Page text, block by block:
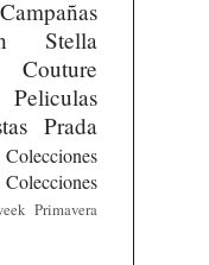
Campañas
Stella
Peliculas
Prada
Colecciones
Colecciones
Primavera